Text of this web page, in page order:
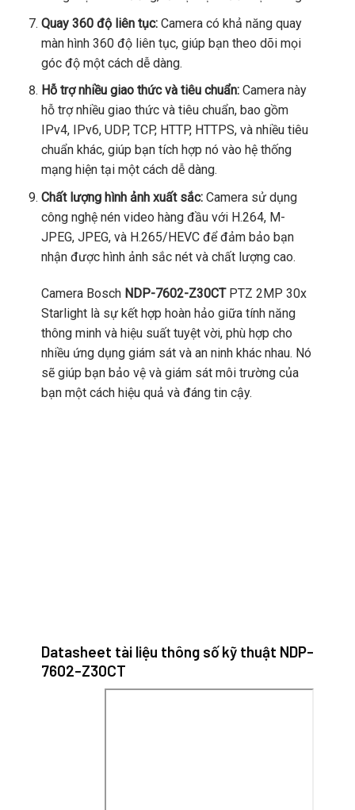
Quay 360 độ liên tục:Camera có khả năng quay
màn hình 360 độ liên tục, giúp bạn theo dõi mọi
góc độ một cách dễ dàng.
Hỗ trợ nhiều giao thức và tiêu chuẩn:Camera này
hỗ trợ nhiều giao thức và tiêu chuẩn, bao gồm
IPv4, IPv6, UDP, TCP, HTTP, HTTPS, và nhiều tiêu
chuẩn khác, giúp bạn tích hợp nó vào hệ thống
mạng hiện tại một cách dễ dàng.
Chất lượng hình ảnh xuất sắc:Camera sử dụng
công nghệ nén video hàng đầu với H.264, M-
JPEG, JPEG, và H.265/HEVC để đảm bảo bạn
nhận được hình ảnh sắc nét và chất lượng cao.
Camera Bosch NDP-7602-Z30CTPTZ 2MP 30x
Starlight là sự kết hợp hoàn hảo giữa tính năng
thông minh và hiệu suất tuyệt vời, phù hợp cho
nhiều ứng dụng giám sát và an ninh khác nhau. Nó
sẽ giúp bạn bảo vệ và giám sát môi trường của
bạn một cách hiệu quả và đáng tin cậy.
Datasheet tài liệu thông số kỹ thuật NDP-
7602-Z30CT